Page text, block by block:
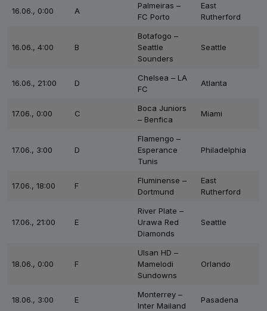
16.06., 0:00 A
Palmeiras –
FC Porto
East
Rutherford
16.06., 4:00 B
Botafogo –
Seattle
Sounders
Seattle
16.06., 21:00 D
Chelsea – LA
FC
Atlanta
17.06., 0:00 C
Boca Juniors
– Benfica
Miami
17.06., 3:00 D
Flamengo –
Esperance
Tunis
Philadelphia
17.06., 18:00 F
Fluminense –
Dortmund
East
Rutherford
17.06., 21:00 E
River Plate –
Urawa Red
Diamonds
Seattle
18.06., 0:00 F
Ulsan HD –
Mamelodi
Sundowns
Orlando
18.06., 3:00 E
Monterrey –
Inter Mailand
Pasadena